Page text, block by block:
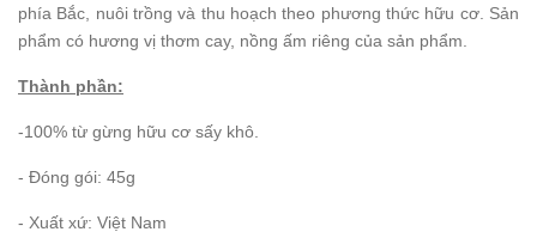
phía Bắc, nuôi trồng và thu hoạch theo phương thức hữu cơ. Sản
phẩm có hương vị thơm cay, nồng ấm riêng của sản phẩm.
Thành phần:
-100% từ gừng hữu cơ sấy khô.
- Đóng gói: 45g
- Xuất xứ: Việt Nam